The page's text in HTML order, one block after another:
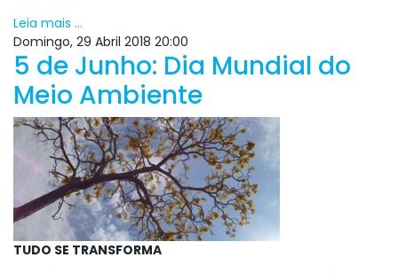
Leia mais ...
Domingo, 29 Abril 2018 20:00
5 de Junho: Dia Mundial do
Meio Ambiente
TUDO SE TRANSFORMA